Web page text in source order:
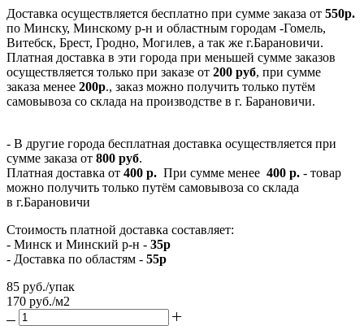
Доставка осуществляется бесплатно при сумме заказа от 550р.
по Минску, Минскому р-н и областным городам -Гомель,
Витебск, Брест, Гродно, Могилев, а так же г.Барановичи.
Платная доставка в эти города при меньшей сумме заказов
осуществляется только при заказе от 200 руб, при сумме
заказа менее 200р., заказ можно получить только путём
самовывоза со склада на производстве в г. Барановичи.
- В другие города бесплатная доставка осуществляется при
сумме заказа от 800 руб.
Платная доставка от 400 р. При сумме менее 400 р. - товар
можно получить только путём самовывоза со склада
в г.Барановичи
Стоимость платной доставка составляет:
- Минск и Минский р-н - 35р
- Доставка по областям - 55р
85 руб./упак
170 руб./м2